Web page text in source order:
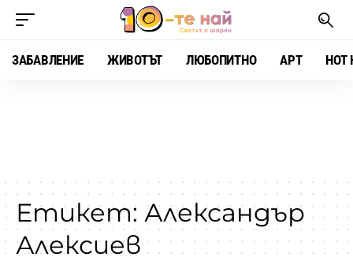
ЗАБАВЛЕНИЕ ЖИВОТЪТ ЛЮБОПИТНО АРТ HOT
Етикет: Александър
Алексиев